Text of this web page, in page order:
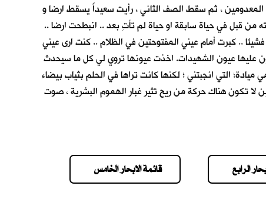
، ثم سقط الصف الثاني ، رأيت سعيداً يسقط ارضا و
من قبل في حياة سابقة او حياة لم تأتِ بعد .. انبطحت ارضا ..
.. كبرت أمام عيني المفتوحتين في الظلام .. كنت ارى عيني
عليها عيون الشهيدات. اخذت عيونها تروي لي كل ما سيحدث
التي انجبتني ؛ لكنها كانت تراها في الحلم بثياب بيضاء
تكون هناك حركة من ريح تثير غبار الهموم البشرية ، صوت
قائمة الابحار الخامس الرابع